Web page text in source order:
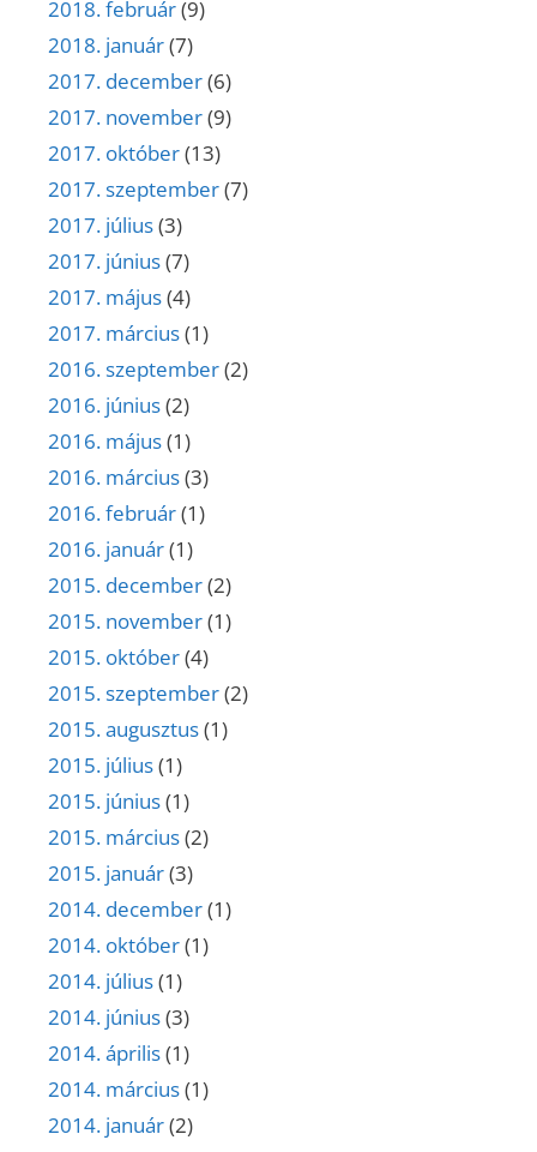
2018. február(9)
2018. január(7)
2017. december(6)
2017. november(9)
2017. október(13)
2017. szeptember(7)
2017. július(3)
2017. június(7)
2017. május(4)
2017. március(1)
2016. szeptember(2)
2016. június(2)
2016. május(1)
2016. március(3)
2016. február(1)
2016. január(1)
2015. december(2)
2015. november(1)
2015. október(4)
2015. szeptember(2)
2015. augusztus(1)
2015. július(1)
2015. június(1)
2015. március(2)
2015. január(3)
2014. december(1)
2014. október(1)
2014. július(1)
2014. június(3)
2014. április(1)
2014. március(1)
2014. január(2)